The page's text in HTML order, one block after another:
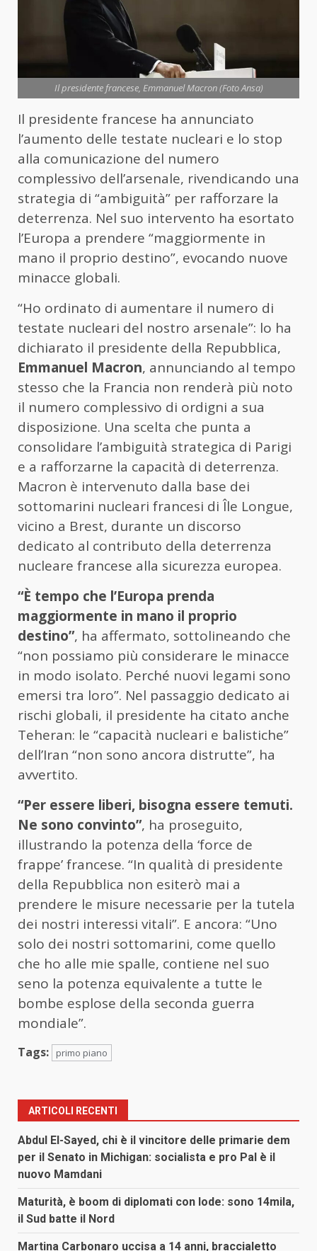
Il presidente francese, Emmanuel Macron (Foto Ansa)
Il presidente francese ha annunciato
l’aumento delle testate nucleari e lo stop
alla comunicazione del numero
complessivo dell’arsenale, rivendicando una
strategia di “ambiguità” per rafforzare la
deterrenza. Nel suo intervento ha esortato
l’Europa a prendere “maggiormente in
mano il proprio destino”, evocando nuove
minacce globali.
“Ho ordinato di aumentare il numero di
testate nucleari del nostro arsenale”: lo ha
dichiarato il presidente della Repubblica,
Emmanuel Macron, annunciando al tempo
stesso che la Francia non renderà più noto
il numero complessivo di ordigni a sua
disposizione. Una scelta che punta a
consolidare l’ambiguità strategica di Parigi
e a rafforzarne la capacità di deterrenza.
Macron è intervenuto dalla base dei
sottomarini nucleari francesi di Île Longue,
vicino a Brest, durante un discorso
dedicato al contributo della deterrenza
nucleare francese alla sicurezza europea.
“È tempo che l’Europa prenda
maggiormente in mano il proprio
destino”, ha affermato, sottolineando che
“non possiamo più considerare le minacce
in modo isolato. Perché nuovi legami sono
emersi tra loro”. Nel passaggio dedicato ai
rischi globali, il presidente ha citato anche
Teheran: le “capacità nucleari e balistiche”
dell’Iran “non sono ancora distrutte”, ha
avvertito.
“Per essere liberi, bisogna essere temuti.
Ne sono convinto”, ha proseguito,
illustrando la potenza della ‘force de
frappe’ francese. “In qualità di presidente
della Repubblica non esiterò mai a
prendere le misure necessarie per la tutela
dei nostri interessi vitali”. E ancora: “Uno
solo dei nostri sottomarini, come quello
che ho alle mie spalle, contiene nel suo
seno la potenza equivalente a tutte le
bombe esplose della seconda guerra
mondiale”.
Tags: primo piano
ARTICOLI RECENTI
Abdul El-Sayed, chi è il vincitore delle primarie dem
per il Senato in Michigan: socialista e pro Pal è il
nuovo Mamdani
Maturità, è boom di diplomati con lode: sono 14mila,
il Sud batte il Nord
Martina Carbonaro uccisa a 14 anni, braccialetto